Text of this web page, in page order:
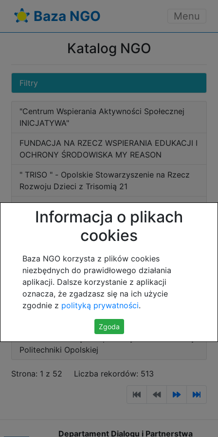
Baza NGO Menu
Katalog NGO
Filtry
"Centrum Wspierania Aktywności Społecznej
INICJATYWA"
FUNDACJA NA RZECZ WSPIERANIA EDUKACJI I
OCHRONY ŚRODOWISKA MY REASON
" TRISO " - Opolskie Stowarzyszenie na Rzecz
Rozwoju Dzieci z Trisomią 21
Stowarzyszenie Sztuk Walki
Akademia Sztuk Walki Stare Siołkowice
Akademia Świadomości "AHIMSA"
Akademicki Klub Biznesu
Politechniki Opolskiej
Strona: 1 z 52 Liczba rekordów: 513
Departament Dialogu i Partnerstwa
Informacja o plikach
cookies
Baza NGO korzysta z plików cookies
niezbędnych do prawidłowego działania
aplikacji. Dalsze korzystanie z aplikacji
oznacza, że zgadzasz się na ich użycie
zgodnie z polityką prywatności.
Zgoda